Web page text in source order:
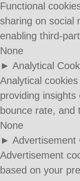
Functional
sharing on social
enabling third-
None
► Analytical
Analytical
providing
bounce rate, and
None
► Advertisement
Advertisement
based on your